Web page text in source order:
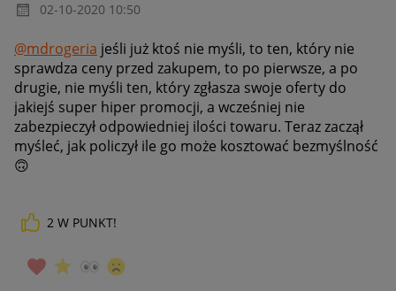
‎02-10-2020 10:50
@mdrogeria jeśli już ktoś nie myśli, to ten, który nie
sprawdza ceny przed zakupem, to po pierwsze, a po
drugie, nie myśli ten, który zgłasza swoje oferty do
jakiejś super hiper promocji, a wcześniej nie
zabezpieczył odpowiedniej ilości towaru. Teraz zaczął
myśleć, jak policzył ile go może kosztować bezmyślność
🙃
2 W PUNKT!